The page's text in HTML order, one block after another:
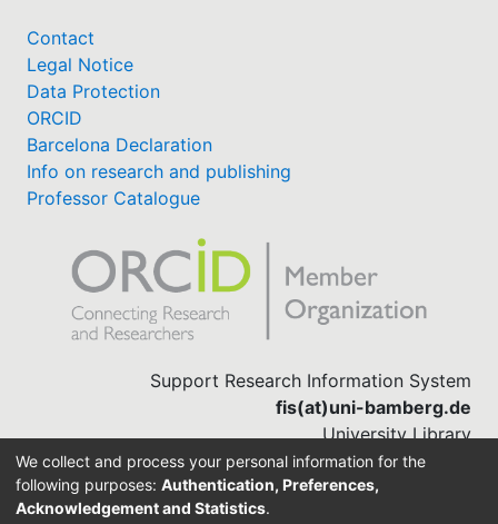
Contact
Legal Notice
Data Protection
ORCID
Barcelona Declaration
Info on research and publishing
Professor Catalogue
Support Research Information System
fis(at)uni-bamberg.de
University Library
(0951) 863-1568
We collect and process your personal information for the
following purposes: Authentication, Preferences,
Acknowledgement and Statistics.